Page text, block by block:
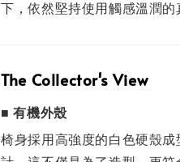
下，依然堅持使用觸感溫潤的
The Collector's View
■ 有機外殼
椅身採用高強度的白色硬殼